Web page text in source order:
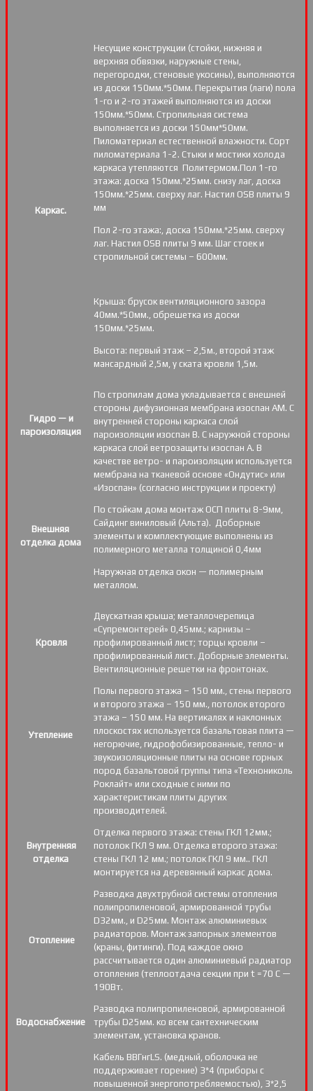
Каркас.
Несущие конструкции (стойки, нижняя и
верхняя обвязки, наружные стены,
перегородки, стеновые укосины), выполняются
из доски 150мм.*50мм. Перекрытия (лаги) пола
1-го и 2-го этажей выполняются из доски
150мм.*50мм. Стропильная система
выполняется из доски 150мм*50мм.
Пиломатериал естественной влажности. Сорт
пиломатериала 1-2. Стыки и мостики холода
каркаса утепляются Политермом.Пол 1-го
этажа: доска 150мм.*25мм. снизу лаг, доска
150мм.*25мм. сверху лаг. Настил OSB плиты 9
мм
Пол 2-го этажа:, доска 150мм.*25мм. сверху
лаг. Настил OSB плиты 9 мм. Шаг стоек и
стропильной системы – 600мм.
Крыша: брусок вентиляционного зазора
40мм.*50мм., обрешетка из доски
150мм.*25мм.
Высота: первый этаж – 2,5м., второй этаж
мансардный 2,5м, у ската кровли 1,5м.
Гидро — и
пароизоляция
По стропилам дома укладывается с внешней
стороны дифузионная мембрана изоспан АМ. С
внутренней стороны каркаса слой
пароизоляции изоспан В. С наружной стороны
каркаса слой ветрозащиты изоспан А. В
качестве ветро- и пароизоляции используется
мембрана на тканевой основе «Ондутис» или
«Изоспан» (согласно инструкции и проекту)
Внешняя
отделка дома
По стойкам дома монтаж ОСП плиты 8-9мм,
Сайдинг виниловый (Альта). Доборные
элементы и комплектующие выполнены из
полимерного металла толщиной 0,4мм
Наружная отделка окон — полимерным
металлом.
Кровля
Двускатная крыша; металлочерепица
«Супремонтерей» 0,45мм.; карнизы –
профилированный лист; торцы кровли –
профилированный лист. Доборные элементы.
Вентиляционные решетки на фронтонах.
Утепление
Полы первого этажа – 150 мм., стены первого
и второго этажа – 150 мм., потолок второго
этажа – 150 мм. На вертикалях и наклонных
плоскостях используется базальтовая плита —
негорючие, гидрофобизированные, тепло- и
звукоизоляционные плиты на основе горных
пород базальтовой группы типа «Технониколь
Роклайт» или сходные с ними по
характеристикам плиты других
производителей.
Внутренняя
отделка
Отделка первого этажа: стены ГКЛ 12мм.;
потолок ГКЛ 9 мм. Отделка второго этажа:
стены ГКЛ 12 мм.; потолок ГКЛ 9 мм.. ГКЛ
монтируется на деревянный каркас дома.
Отопление
Разводка двухтрубной системы отопления
полипропиленовой, армированной трубы
D32мм., и D25мм. Монтаж алюминиевых
радиаторов. Монтаж запорных элементов
(краны, фитинги). Под каждое окно
рассчитывается один алюминиевый радиатор
отопления (теплоотдача секции при t =70 С —
190Вт.
Водоснабжение
Разводка полипропиленовой, армированной
трубы D25мм. ко всем сантехническим
элементам, установка кранов.
Кабель ВВГнгLS. (медный, оболочка не
поддерживает горение) 3*4 (приборы с
повышенной энергопотребляемостью), 3*2,5